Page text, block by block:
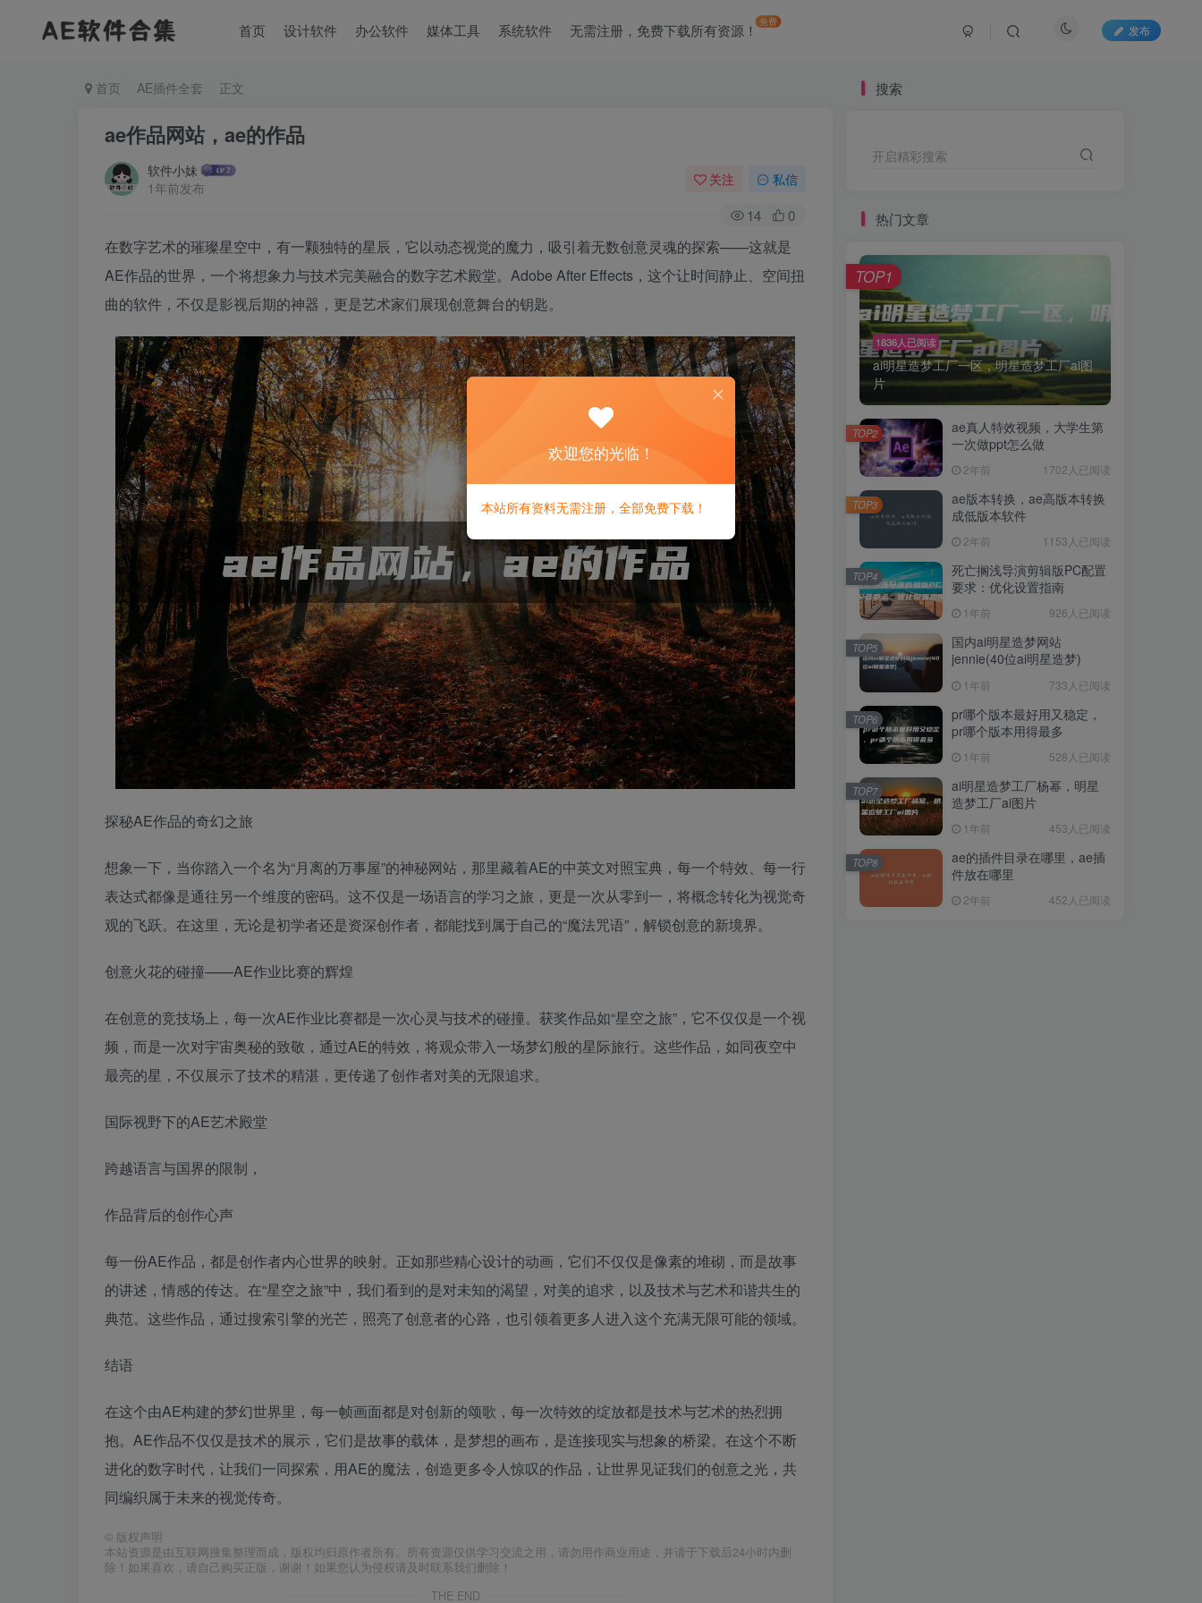
首页 设计软件 办公软件 媒体工具 系统软件 无需注册，免费下载所有资源！免费
发布
首页 AE插件全套 正文
ae作品网站，ae的作品
软件小妹
1年前发布
关注 私信
14 0
在数字艺术的璀璨星空中，有一颗独特的星辰，它以动态视觉的魔力，吸引着无数创意灵魂的探索——这就是
AE作品的世界，一个将想象力与技术完美融合的数字艺术殿堂。Adobe After Effects，这个让时间静止、空间扭
曲的软件，不仅是影视后期的神器，更是艺术家们展现创意舞台的钥匙。
探秘AE作品的奇幻之旅
想象一下，当你踏入一个名为“月离的万事屋”的神秘网站，那里藏着AE的中英文对照宝典，每一个特效、每一行
表达式都像是通往另一个维度的密码。这不仅是一场语言的学习之旅，更是一次从零到一，将概念转化为视觉奇
观的飞跃。在这里，无论是初学者还是资深创作者，都能找到属于自己的“魔法咒语”，解锁创意的新境界。
创意火花的碰撞——AE作业比赛的辉煌
在创意的竞技场上，每一次AE作业比赛都是一次心灵与技术的碰撞。获奖作品如“星空之旅”，它不仅仅是一个视
频，而是一次对宇宙奥秘的致敬，通过AE的特效，将观众带入一场梦幻般的星际旅行。这些作品，如同夜空中
最亮的星，不仅展示了技术的精湛，更传递了创作者对美的无限追求。
国际视野下的AE艺术殿堂
跨越语言与国界的限制，
作品背后的创作心声
每一份AE作品，都是创作者内心世界的映射。正如那些精心设计的动画，它们不仅仅是像素的堆砌，而是故事
的讲述，情感的传达。在“星空之旅”中，我们看到的是对未知的渴望，对美的追求，以及技术与艺术和谐共生的
典范。这些作品，通过搜索引擎的光芒，照亮了创意者的心路，也引领着更多人进入这个充满无限可能的领域。
结语
在这个由AE构建的梦幻世界里，每一帧画面都是对创新的颂歌，每一次特效的绽放都是技术与艺术的热烈拥
抱。AE作品不仅仅是技术的展示，它们是故事的载体，是梦想的画布，是连接现实与想象的桥梁。在这个不断
进化的数字时代，让我们一同探索，用AE的魔法，创造更多令人惊叹的作品，让世界见证我们的创意之光，共
同编织属于未来的视觉传奇。
© 版权声明
本站资源是由互联网搜集整理而成，版权均归原作者所有。所有资源仅供学习交流之用，请勿用作商业用途，并请于下载后24小时内删
除！如果喜欢，请自己购买正版，谢谢！如果您认为侵权请及时联系我们删除！
THE END
搜索
开启精彩搜索
热门文章
1836人已阅读
ai明星造梦工厂一区，明星造梦工厂ai图
片
TOP1
ae真人特效视频，大学生第
一次做ppt怎么做
2年前 1702人已阅读
TOP2
ae版本转换，ae高版本转换
成低版本软件
2年前 1153人已阅读
TOP3
死亡搁浅导演剪辑版PC配置
要求：优化设置指南
1年前 926人已阅读
TOP4
国内ai明星造梦网站
jennie(40位ai明星造梦)
1年前 733人已阅读
TOP5
pr哪个版本最好用又稳定，
pr哪个版本用得最多
1年前 528人已阅读
TOP6
ai明星造梦工厂杨幂，明星
造梦工厂ai图片
1年前 453人已阅读
TOP7
ae的插件目录在哪里，ae插
件放在哪里
2年前 452人已阅读
TOP8
欢迎您的光临！
本站所有资料无需注册，全部免费下载！